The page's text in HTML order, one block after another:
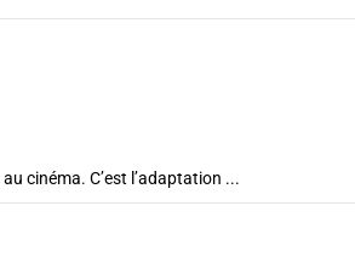
cinéma. C’est l’adaptation ...